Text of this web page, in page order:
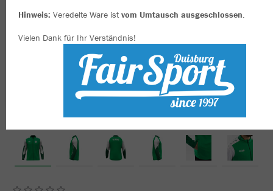
Hinweis: Veredelte Ware istvom Umtausch ausgeschlossen.
Vielen Dank für Ihr Verständnis!
Alle akzeptieren
Alle ablehnen
mehr Infos
Datenschutz
Impressum